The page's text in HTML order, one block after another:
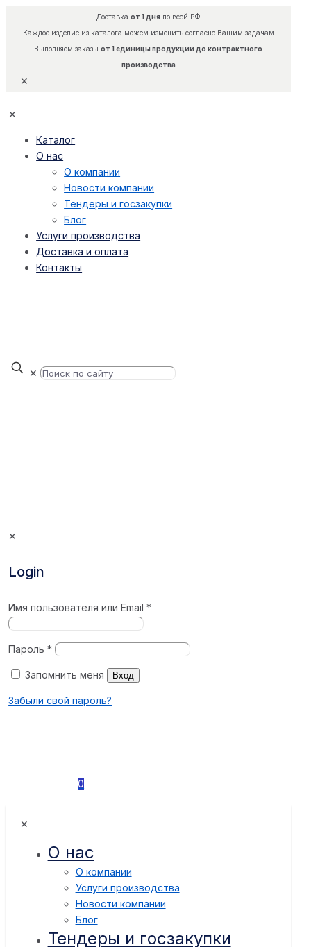
Доставка от 1 дняпо всей РФ
Каждое изделие из каталога можем изменить согласно Вашим задачам
Выполняем заказы от 1 единицы продукции до контрактного
производства
✕
✕
Каталог
О нас
О компании
Новости компании
Тендеры и госзакупки
Блог
Услуги производства
Доставка и оплата
Контакты
✕
✕
Login
Имя пользователя или Email*
Пароль*
Запомнить меня Вход
Забыли свой пароль?
0
✕
О нас
О компании
Услуги производства
Новости компании
Блог
Тендеры и госзакупки